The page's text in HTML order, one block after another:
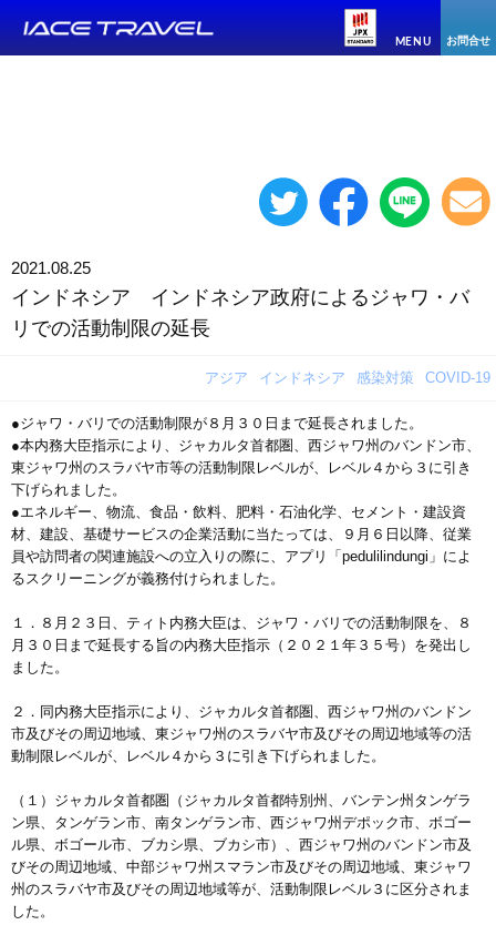
MENU お問合せ
2021.08.25
インドネシア インドネシア政府によるジャワ・バ
リでの活動制限の延長
アジア インドネシア 感染対策 COVID-19
●ジャワ・バリでの活動制限が８月３０日まで延長されました。
●本内務大臣指示により、ジャカルタ首都圏、西ジャワ州のバンドン市、
東ジャワ州のスラバヤ市等の活動制限レベルが、レベル４から３に引き
下げられました。
●エネルギー、物流、食品・飲料、肥料・石油化学、セメント・建設資
材、建設、基礎サービスの企業活動に当たっては、９月６日以降、従業
員や訪問者の関連施設への立入りの際に、アプリ「pedulilindungi」によ
るスクリーニングが義務付けられました。
１．８月２３日、ティト内務大臣は、ジャワ・バリでの活動制限を、８
月３０日まで延長する旨の内務大臣指示（２０２１年３５号）を発出し
ました。
２．同内務大臣指示により、ジャカルタ首都圏、西ジャワ州のバンドン
市及びその周辺地域、東ジャワ州のスラバヤ市及びその周辺地域等の活
動制限レベルが、レベル４から３に引き下げられました。
（１）ジャカルタ首都圏（ジャカルタ首都特別州、バンテン州タンゲラ
ン県、タンゲラン市、南タンゲラン市、西ジャワ州デポック市、ボゴー
ル県、ボゴール市、ブカシ県、ブカシ市）、西ジャワ州のバンドン市及
びその周辺地域、中部ジャワ州スマラン市及びその周辺地域、東ジャワ
州のスラバヤ市及びその周辺地域等が、活動制限レベル３に区分されま
した。